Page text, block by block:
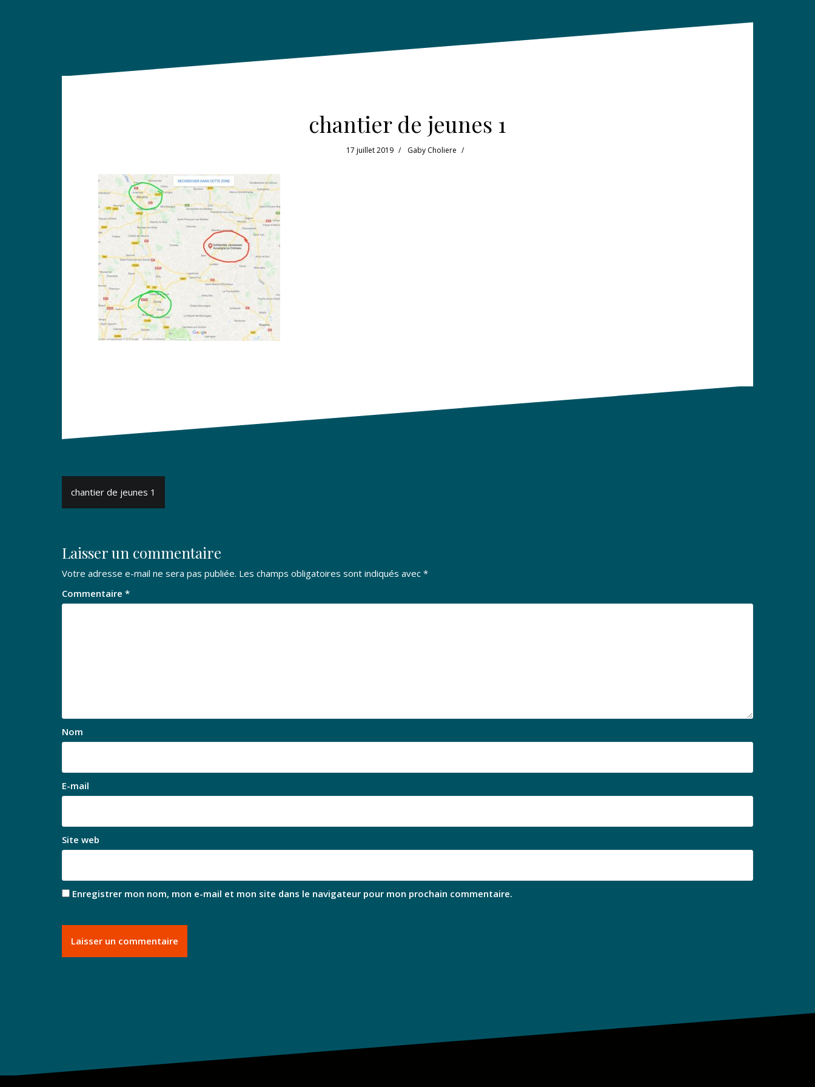
chantier de jeunes 1
17 juillet 2019 Gaby Choliere
Navigation
de
chantier de jeunes 1
Laisser un commentaire
Votre adresse e-mail ne sera pas publiée. Les champs obligatoires sont indiqués avec *
Commentaire *
Nom
E-mail
Site web
Enregistrer mon nom, mon e-mail et mon site dans le navigateur pour mon prochain commentaire.